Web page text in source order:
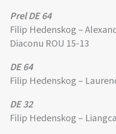
Prel DE 64
Filip Hedenskog –
Diaconu ROU 15-13
DE 64
Filip Hedenskog –
DE 32
Filip Hedenskog –